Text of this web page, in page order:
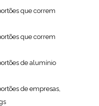
que correm
que correm
de alumínio
de empresas,